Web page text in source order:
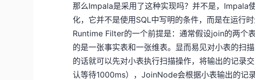
那么Impala是采用了这种实现吗？并不是，Impala
化，它并不是使用SQL中写明的条件，而是在运行
Runtime Filter的一个前提是：通常假设join的两个
的是一张事实表和一张维表。显而易见对小表的扫
的话就可以先对小表执行扫描操作，将输出的记录
认等待1000ms），JoinNode会根据小表输出的记